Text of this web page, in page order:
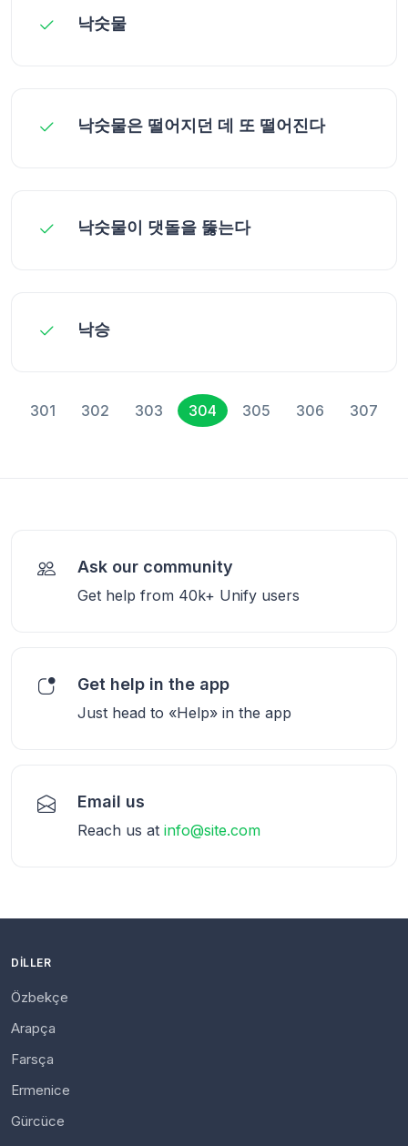
낙숫물
낙숫물은 떨어지던 데 또 떨어진다
낙숫물이 댓돌을 뚫는다
낙승
301 302 303 304 305 306 307
Ask our community
Get help from 40k+ Unify users
Get help in the app
Just head to «Help» in the app
Email us
Reach us at info@site.com
DILLER
Özbekçe
Arapça
Farsça
Ermenice
Gürcüce